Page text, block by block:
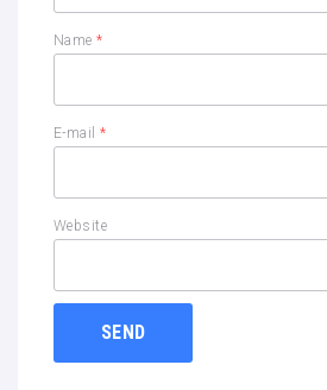
Name*
E-mail*
Website